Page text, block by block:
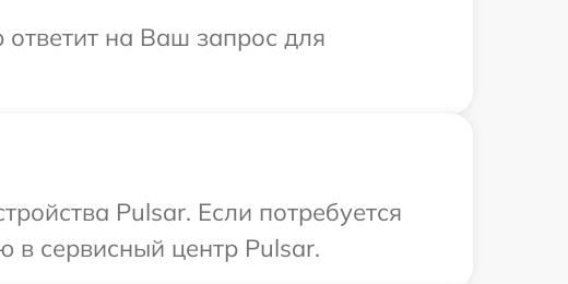
на Ваш запрос для
Pulsar. Если потребуется
в сервисный центр Pulsar.